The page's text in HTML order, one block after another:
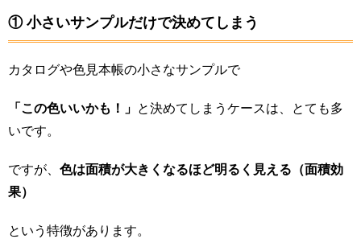
① 小さいサンプルだけで決めてしまう
カタログや色見本帳の小さなサンプルで
「この色いいかも！」 と決めてしまうケースは、とても多
いです。
ですが、 色は面積が大きくなるほど明るく見える（面積効
果）
という特徴があります。